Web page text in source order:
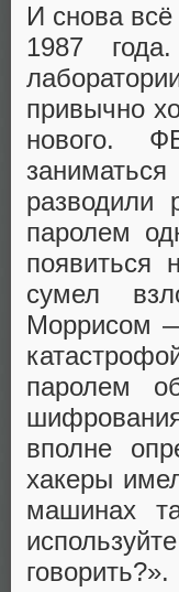
И снова
1987
привычно
нового.
разводили
паролем
появиться
сумел
Моррисом
паролем
вполне
хакеры
машинах
говорить?».